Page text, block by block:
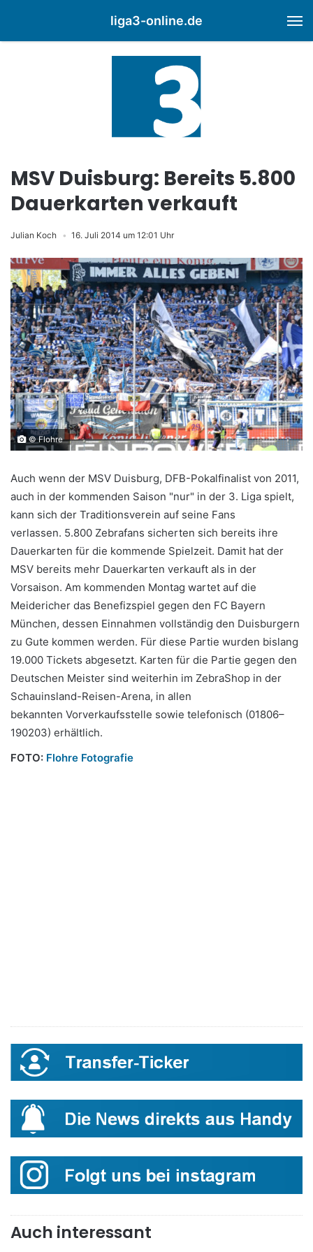
liga3-online.de
MSV Duisburg: Bereits 5.800
Dauerkarten verkauft
Julian Koch 16. Juli 2014 um 12:01 Uhr
© Flohre
Auch wenn der MSV Duisburg, DFB-Pokalfinalist von 2011,
auch in der kommenden Saison "nur" in der 3. Liga spielt,
kann sich der Traditionsverein auf seine Fans
verlassen. 5.800 Zebrafans sicherten sich bereits ihre
Dauerkarten für die kommende Spielzeit. Damit hat der
MSV bereits mehr Dauerkarten verkauft als in der
Vorsaison. Am kommenden Montag wartet auf die
Meidericher das Benefizspiel gegen den FC Bayern
München, dessen Einnahmen vollständig den Duisburgern
zu Gute kommen werden. Für diese Partie wurden bislang
19.000 Tickets abgesetzt. Karten für die Partie gegen den
Deutschen Meister sind weiterhin im ZebraShop in der
Schauinsland-Reisen-Arena, in allen
bekannten Vorverkaufsstelle sowie telefonisch (01806–
190203) erhältlich.
FOTO: Flohre Fotografie
Auch interessant